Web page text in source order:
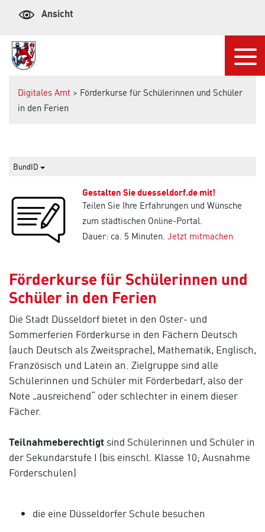
Ansicht
Digitales Amt > Förderkurse für Schülerinnen und Schüler
in den Ferien
BundID
Gestalten Sie duesseldorf.de mit!
Teilen Sie Ihre Erfahrungen und Wünsche
zum städtischen Online-Portal.
Dauer: ca. 5 Minuten. Jetzt mitmachen
Förderkurse für Schülerinnen und
Schüler in den Ferien
Die Stadt Düsseldorf bietet in den Oster- und
Sommerferien Förderkurse in den Fächern Deutsch
(auch Deutsch als Zweitsprache), Mathematik, Englisch,
Französisch und Latein an. Zielgruppe sind alle
Schülerinnen und Schüler mit Förderbedarf, also der
Note „ausreichend“ oder schlechter in einem dieser
Fächer.
Teilnahmeberechtigt sind Schülerinnen und Schüler in
der Sekundarstufe I (bis einschl. Klasse 10; Ausnahme
Förderschulen)
die eine Düsseldorfer Schule besuchen